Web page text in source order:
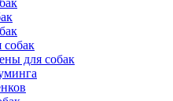
собак
для собак